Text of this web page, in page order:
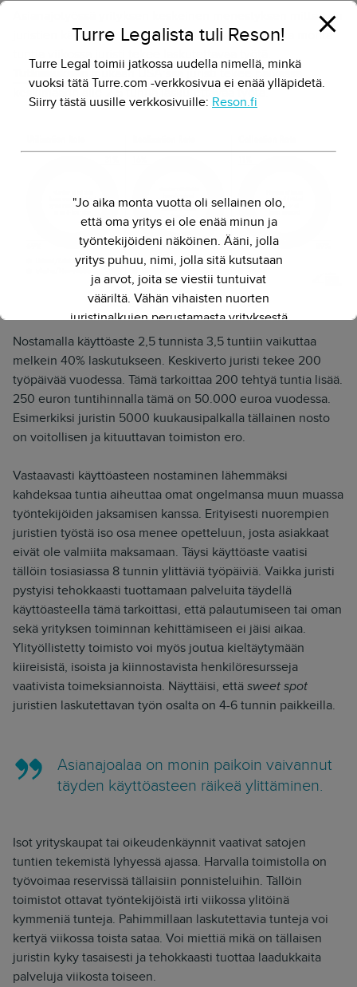
Asianajotyössä yrityksen keskeinen menestyksen mittari on
juristien käyttöaste. Käyttöasteella mitataan kuinka monta
Tutkimuksenmukaan USA:ssa juristi tekee päivässä
keskimäärin alle 2,5 tuntia laskutettavaa työtä.
Clio legal trends report 2021
Nostamalla käyttöaste 2,5 tunnista 3,5 tuntiin vaikuttaa
melkein 40% laskutukseen. Keskiverto juristi tekee 200
työpäivää vuodessa. Tämä tarkoittaa 200 tehtyä tuntia lisää.
250 euron tuntihinnalla tämä on 50.000 euroa vuodessa.
Esimerkiksi juristin 5000 kuukausipalkalla tällainen nosto
on voitollisen ja kituuttavan toimiston ero.
Vastaavasti käyttöasteen nostaminen lähemmäksi
kahdeksaa tuntia aiheuttaa omat ongelmansa muun muassa
työntekijöiden jaksamisen kanssa. Erityisesti nuorempien
juristien työstä iso osa menee opetteluun, josta asiakkaat
eivät ole valmiita maksamaan. Täysi käyttöaste vaatisi
tällöin tosiasiassa 8 tunnin ylittäviä työpäiviä. Vaikka juristi
pystyisi tehokkaasti tuottamaan palveluita täydellä
käyttöasteella tämä tarkoittasi, että palautumiseen tai oman
sekä yrityksen toiminnan kehittämiseen ei jäisi aikaa.
Ylityöllistetty toimisto voi myös joutua kieltäytymään
kiireisistä, isoista ja kiinnostavista henkilöresursseja
vaativista toimeksiannoista. Näyttäisi, ettäsweet spot
juristien laskutettavan työn osalta on 4-6 tunnin paikkeilla.
Asianajoalaa on monin paikoin vaivannut
täyden käyttöasteen räikeä ylittäminen.
Isot yrityskaupat tai oikeudenkäynnit vaativat satojen
tuntien tekemistä lyhyessä ajassa. Harvalla toimistolla on
työvoimaa reservissä tällaisiin ponnisteluihin. Tällöin
toimistot ottavat työntekijöistä irti viikossa ylitöinä
kymmeniä tunteja. Pahimmillaan laskutettavia tunteja voi
kertyä viikossa toista sataa. Voi miettiä mikä on tällaisen
juristin kyky tasaisesti ja tehokkaasti tuottaa laadukkaita
palveluja viikosta toiseen.
Turre Legalista tuli Reson!
Turre Legal toimii jatkossa uudella nimellä, minkä
vuoksi tätä Turre.com -verkkosivua ei enää ylläpidetä.
Siirry tästä uusille verkkosivuille: Reson.fi
"Jo aika monta vuotta oli sellainen olo,
että oma yritys ei ole enää minun ja
työntekijöideni näköinen. Ääni, jolla
yritys puhuu, nimi, jolla sitä kutsutaan
ja arvot, joita se viestii tuntuivat
vääriltä. Vähän vihaisten nuorten
juristinalkujen perustamasta yrityksestä
on kasvanut kokenut ja
näkemyksellinen asiantuntijayritys.
Siksi julkaisimme uuden nimen ja
verkkosivun. Out with the old - in with
the new."